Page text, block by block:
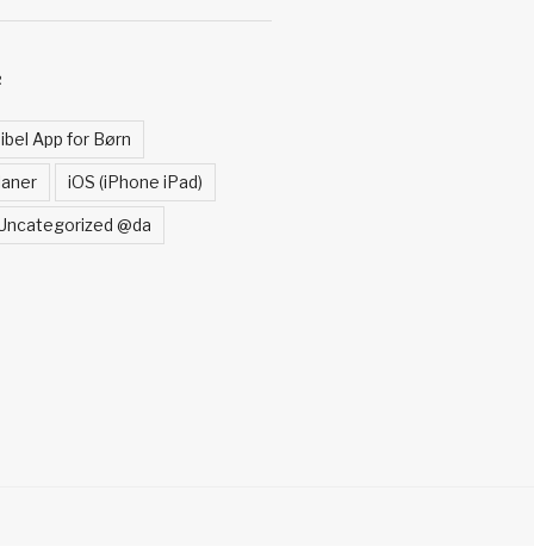
App for Børn
iOS (iPhone iPad)
@da